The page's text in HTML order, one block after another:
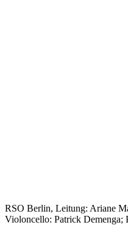
RSO Berlin, Leitung: Ariane
Violoncello: Patrick Demenga;